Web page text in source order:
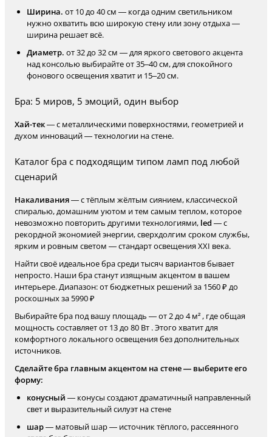
Ширина. от 10 до 40 см — когда одним светильником
нужно охватить всю широкую стену или зону отдыха —
ширина решает всё.
Диаметр. от 32 до 32 см — для яркого светового акцента
над консолью выбирайте от 35–40 см, для спокойного
фонового освещения хватит и 15–20 см.
Бра: 5 миров, 5 эмоций, один выбор
Хай-тек— с металлическими поверхностями, геометрией и
духом инноваций — технологии на стене.
Каталог бра с подходящим типом ламп под любой
сценарий
Накаливания— с тёплым жёлтым сиянием, классической
спиралью, домашним уютом и тем самым теплом, которое
невозможно повторить другими технологиями, led — с
рекордной экономией энергии, сверхдолгим сроком службы,
ярким и ровным светом — стандарт освещения XXI века.
Найти своё идеальное бра среди тысяч вариантов бывает
непросто. Наши бра станут изящным акцентом в вашем
интерьере. Диапазон: от бюджетных решений за 1560 ₽ до
роскошных за 5990 ₽
Выбирайте бра под вашу площадь — от 2 до 4 м² , где общая
мощность составляет от 13 до 80 Вт . Этого хватит для
комфортного локального освещения без дополнительных
источников.
Сделайте бра главным акцентом на стене — выберите его
форму:
конусный — конусы создают драматичный направленный
свет и выразительный силуэт на стене
шар— матовый шар — источник тёплого, рассеянного